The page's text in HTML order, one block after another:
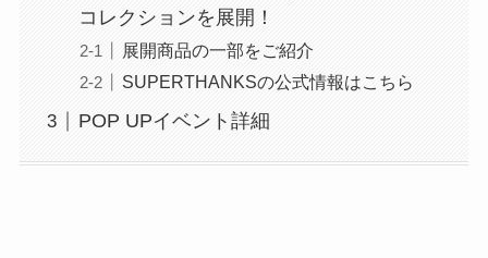
コレクションを展開！
展開商品の一部をご紹介
SUPERTHANKSの公式情報はこちら
POP UPイベント詳細